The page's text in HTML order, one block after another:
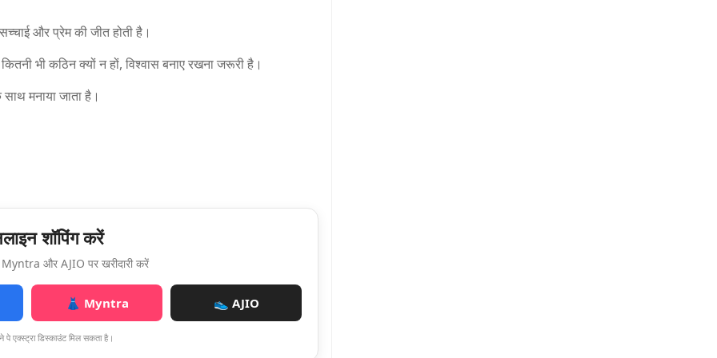
और प्रेम की जीत होती है।
भी कठिन क्यों न हों, विश्वास बनाए रखना जरूरी है।
मनाया जाता है।
शॉपिंग करें
और AJIO पर खरीदारी करें
👗 Myntra 👟 AJIO
पे एक्स्ट्रा डिस्काउंट मिल सकता है।